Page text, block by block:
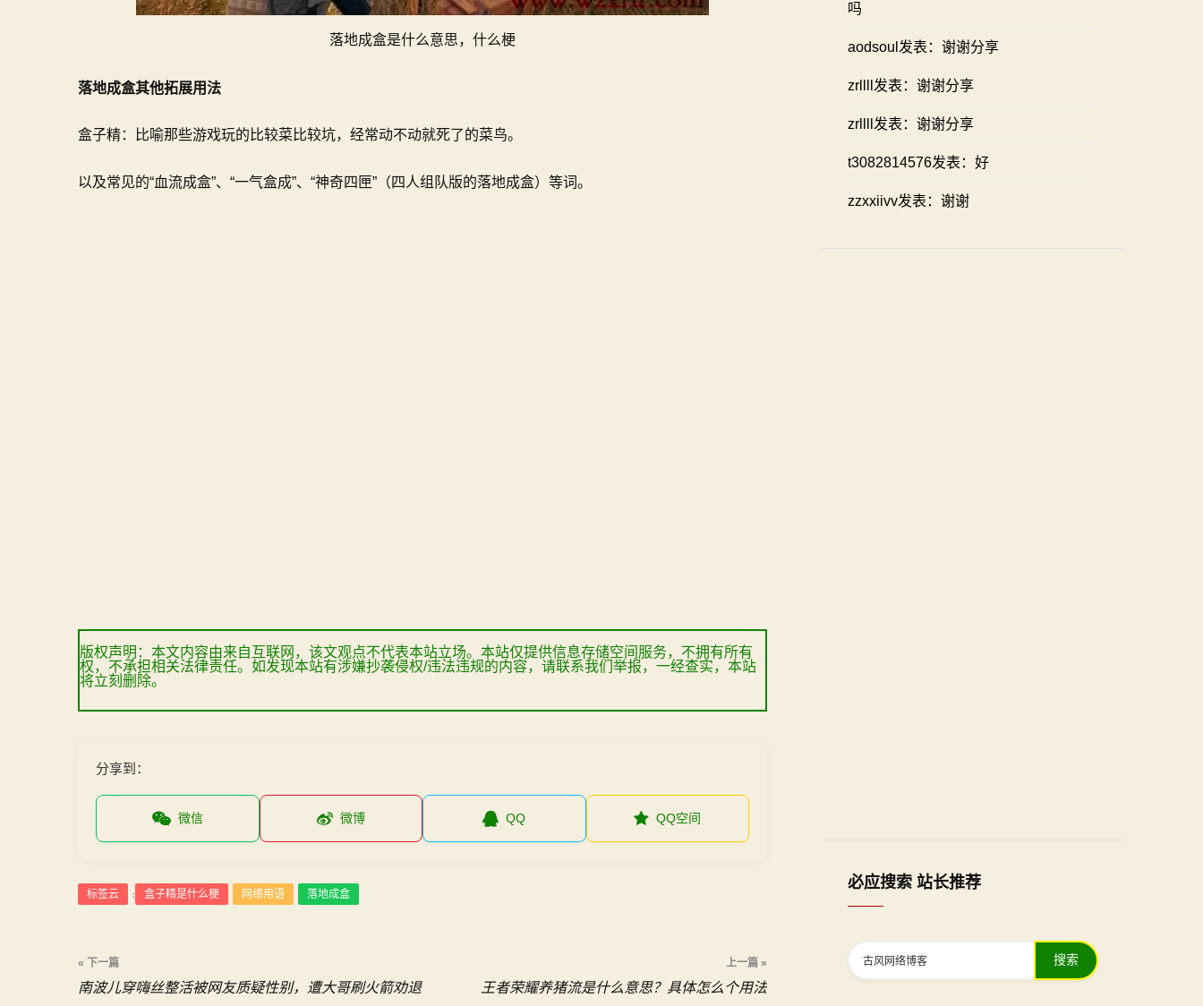
落地成盒是什么意思，什么梗
落地成盒其他拓展用法
盒子精：比喻那些游戏玩的比较菜比较坑，经常动不动就死了的菜鸟。
以及常见的“血流成盒”、“一气盒成”、“神奇四匣”（四人组队版的落地成盒）等词。
版权声明：本文内容由来自互联网，该文观点不代表本站立场。本站仅提供信息存储空间服务，不拥有所有
权，不承担相关法律责任。如发现本站有涉嫌抄袭侵权/违法违规的内容，请联系我们举报，一经查实，本站
将立刻删除。
分享到：
微信 微博 QQ QQ空间
标签云 : 盒子精是什么梗 网络用语 落地成盒
文
章
上一篇 »
王者荣耀养猪流是什么意思？具体怎么个用法
« 下一篇
南波儿穿嗨丝整活被网友质疑性别，遭大哥刷火箭劝退
吗
aodsoul发表：谢谢分享
zrllll发表：谢谢分享
zrllll发表：谢谢分享
t3082814576发表：好
zzxxiivv发表：谢谢
必应搜索 站长推荐
搜索